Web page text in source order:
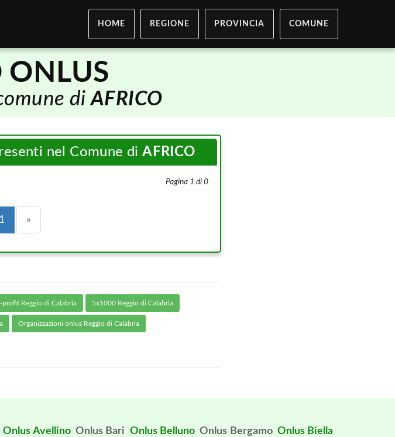
HOME REGIONE PROVINCIA COMUNE
ONLUS
diAFRICO
nel Comune diAFRICO
Pagina 1 di 0
1 (current)
»
profit Reggio di Calabria 5x1000 Reggio di Calabria
Organizzazioni onlus Reggio di Calabria
Onlus Avellino Onlus Bari Onlus Belluno Onlus Bergamo Onlus Biella